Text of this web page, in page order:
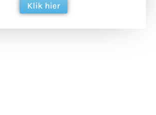
Klik hier